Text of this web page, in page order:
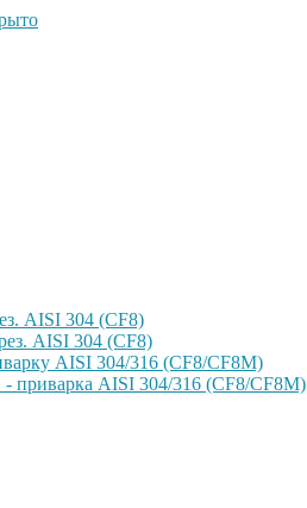
AISI 304 (CF8)
AISI 304 (CF8)
AISI 304/316 (CF8/CF8M)
приварка AISI 304/316 (CF8/CF8M)